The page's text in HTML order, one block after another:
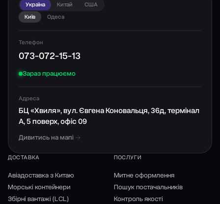
Україна Китай
США
Київ
Одеса
Телефон
073-072-15-13
Зараз працюємо
Адреса
БЦ «Хвиля», вул. Євгена Коновальця, 36д, термінал
А, 5 поверх, офіс 09
Дивитись на мапі
ДОСТАВКА
Авіадоставка з Китаю
Морські контейнери
Збірні вантажі (LCL)
ПОСЛУГИ
Митне оформлення
Пошук постачальників
Контроль якості